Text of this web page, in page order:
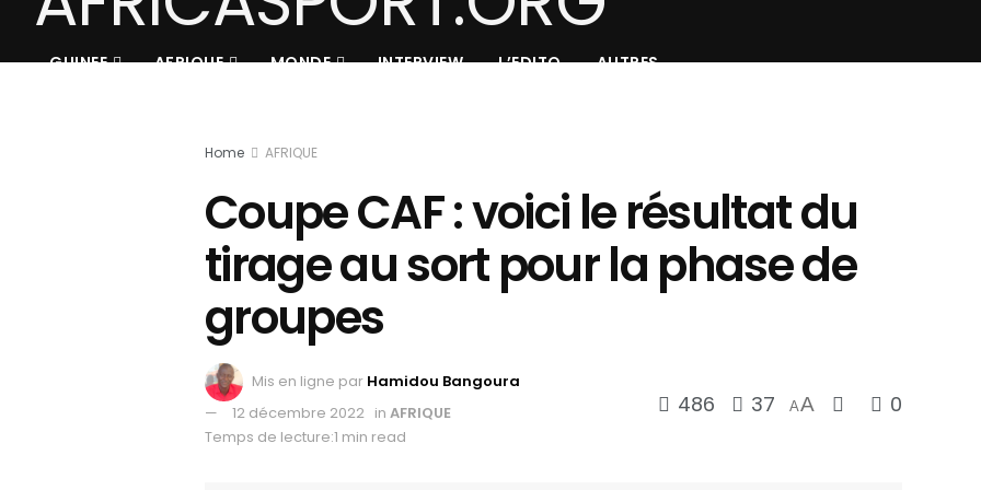
GUINEE AFRIQUE MONDE INTERVIEW L’EDITO AUTRES
Home AFRIQUE
Coupe CAF : voici le résultat du
tirage au sort pour la phase de
groupes
Mis en ligne par Hamidou Bangoura
12 décembre 2022 in AFRIQUE
Temps de lecture:1 min read
486 37 AA 0